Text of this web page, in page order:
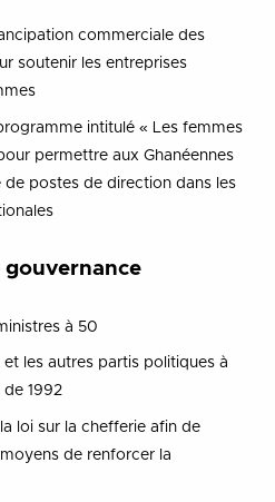
commerciale des
soutenir les entreprises
intitulé « Les femmes
permettre aux Ghanéennes
de postes de direction dans les
à 50
les autres partis politiques à
1992
loi sur la chefferie afin de
de renforcer la